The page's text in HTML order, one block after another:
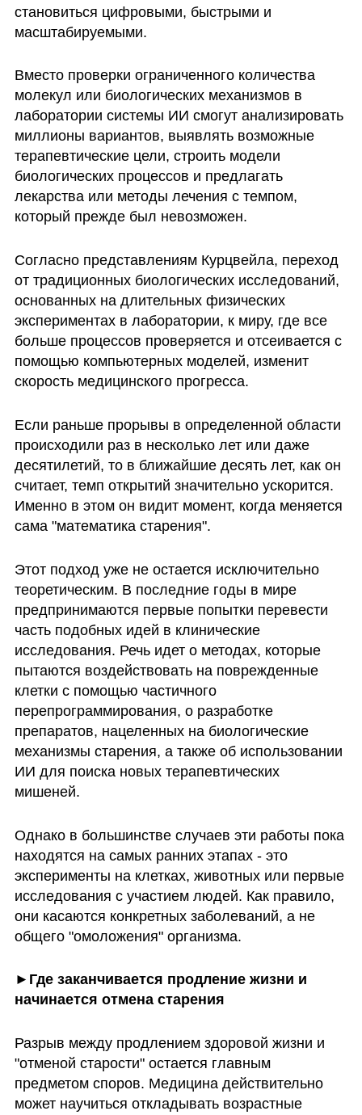
становиться цифровыми, быстрыми и
масштабируемыми.
Вместо проверки ограниченного количества
молекул или биологических механизмов в
лаборатории системы ИИ смогут анализировать
миллионы вариантов, выявлять возможные
терапевтические цели, строить модели
биологических процессов и предлагать
лекарства или методы лечения с темпом,
который прежде был невозможен.
Согласно представлениям Курцвейла, переход
от традиционных биологических исследований,
основанных на длительных физических
экспериментах в лаборатории, к миру, где все
больше процессов проверяется и отсеивается с
помощью компьютерных моделей, изменит
скорость медицинского прогресса.
Если раньше прорывы в определенной области
происходили раз в несколько лет или даже
десятилетий, то в ближайшие десять лет, как он
считает, темп открытий значительно ускорится.
Именно в этом он видит момент, когда меняется
сама "математика старения".
Этот подход уже не остается исключительно
теоретическим. В последние годы в мире
предпринимаются первые попытки перевести
часть подобных идей в клинические
исследования. Речь идет о методах, которые
пытаются воздействовать на поврежденные
клетки с помощью частичного
перепрограммирования, о разработке
препаратов, нацеленных на биологические
механизмы старения, а также об использовании
ИИ для поиска новых терапевтических
мишеней.
Однако в большинстве случаев эти работы пока
находятся на самых ранних этапах - это
эксперименты на клетках, животных или первые
исследования с участием людей. Как правило,
они касаются конкретных заболеваний, а не
общего "омоложения" организма.
►Где заканчивается продление жизни и
начинается отмена старения
Разрыв между продлением здоровой жизни и
"отменой старости" остается главным
предметом споров. Медицина действительно
может научиться откладывать возрастные